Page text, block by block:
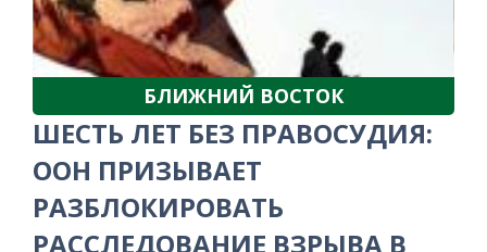
БЛИЖНИЙ ВОСТОК
ШЕСТЬ ЛЕТ БЕЗ ПРАВОСУДИЯ:
ООН ПРИЗЫВАЕТ
РАЗБЛОКИРОВАТЬ
РАССЛЕДОВАНИЕ ВЗРЫВА В